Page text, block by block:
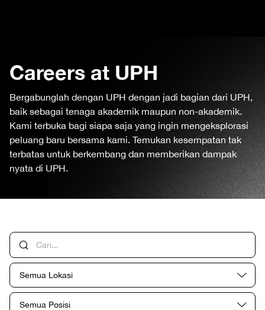
Careers at UPH
Bergabunglah dengan UPH dengan jadi bagian dari UPH,
baik sebagai tenaga akademik maupun non-akademik.
Kami terbuka bagi siapa saja yang ingin mengeksplorasi
peluang baru bersama kami. Temukan kesempatan tak
terbatas untuk berkembang dan memberikan dampak
nyata di UPH.
Semua Lokasi
Semua Posisi